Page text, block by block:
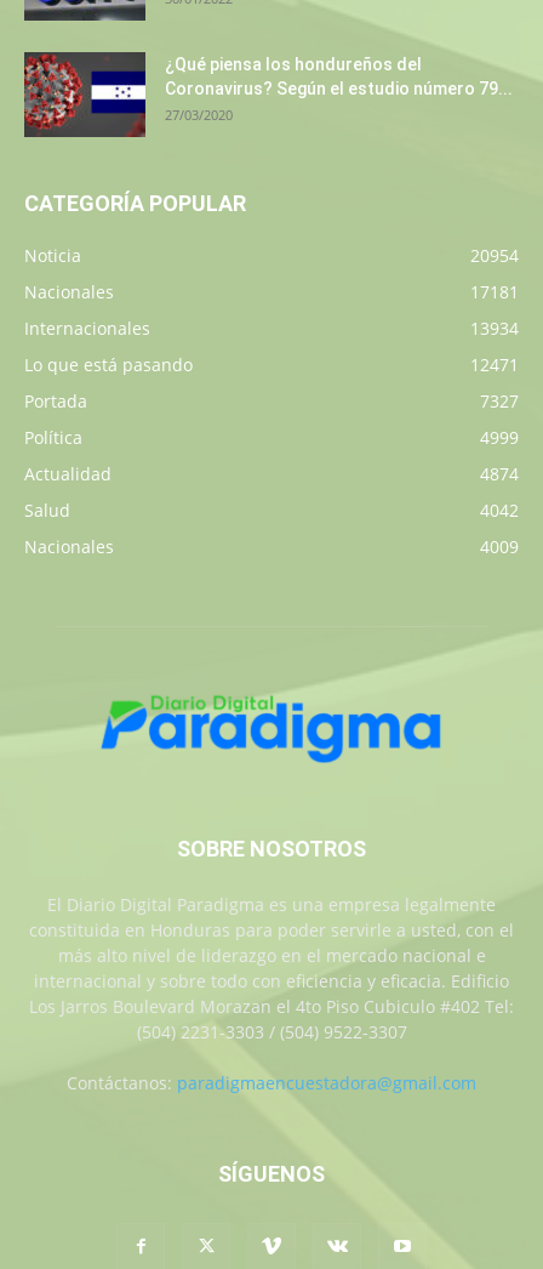
¿Qué piensa los hondureños del
Coronavirus? Según el estudio número 79...
27/03/2020
CATEGORÍA POPULAR
Noticia
20954
Nacionales
17181
Internacionales
13934
Lo que está pasando
12471
Portada
7327
Política
4999
Actualidad
4874
Salud
4042
Nacionales
4009
SOBRE NOSOTROS
El Diario Digital Paradigma es una empresa legalmente
constituida en Honduras para poder servirle a usted, con el
más alto nivel de liderazgo en el mercado nacional e
internacional y sobre todo con eficiencia y eficacia. Edificio
Los Jarros Boulevard Morazan el 4to Piso Cubiculo #402 Tel:
(504) 2231-3303 / (504) 9522-3307
Contáctanos: paradigmaencuestadora@gmail.com
SÍGUENOS